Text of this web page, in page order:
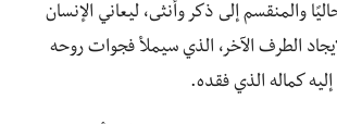
والمنقسم إلى ذكر وأنثى، ليعاني الإنسان
الطرف الآخر، الذي سيملأ فجوات روحه
كماله الذي فقده.